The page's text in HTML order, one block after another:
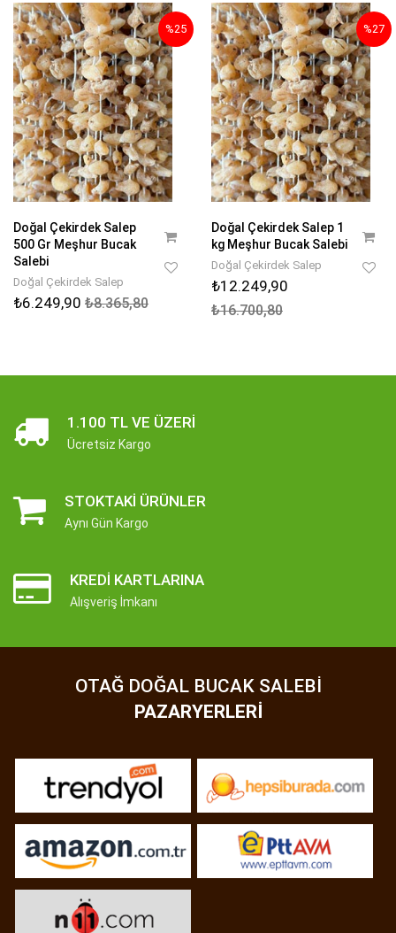
%25
Doğal Çekirdek Salep
500 Gr Meşhur Bucak
Salebi
Doğal Çekirdek Salep
₺6.249,90 ₺8.365,80
%27
Doğal Çekirdek Salep 1
kg Meşhur Bucak Salebi
Doğal Çekirdek Salep
₺12.249,90
₺16.700,80
1.100 TL VE ÜZERI
Ücretsiz Kargo
STOKTAKI ÜRÜNLER
Aynı Gün Kargo
KREDI KARTLARINA
Alışveriş İmkanı
OTAĞ DOĞAL BUCAK SALEBI
PAZARYERLERI